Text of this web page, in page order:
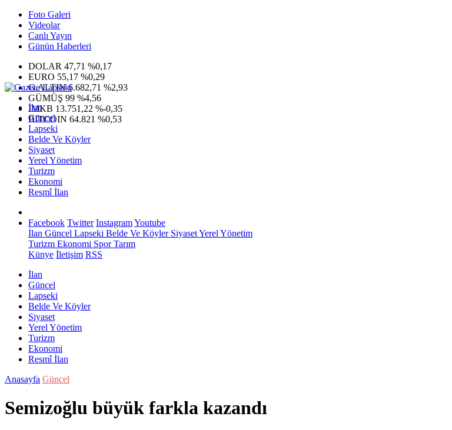
Foto Galeri
Videolar
Canlı Yayın
Günün Haberleri
DOLAR 47,71 %0,17
EURO 55,17 %0,29
G.ALTIN6.682,71 %2,93
GÜMÜŞ 99 %4,56
IMKB 13.751,22 %-0,35
BITCOIN 64.821 %0,53
İlan
Güncel
Lapseki
Belde Ve Köyler
Siyaset
Yerel Yönetim
Turizm
Ekonomi
Resmî İlan
Facebook Twitter InstagramYoutube
İlan Güncel Lapseki Belde Ve KöylerSiyasetYerel Yönetim
Turizm Ekonomi SporTarım
Künye İletişim RSS
İlan
Güncel
Lapseki
Belde Ve Köyler
Siyaset
Yerel Yönetim
Turizm
Ekonomi
Resmî İlan
Anasayfa Güncel
Semizoğlu büyük farkla kazandı